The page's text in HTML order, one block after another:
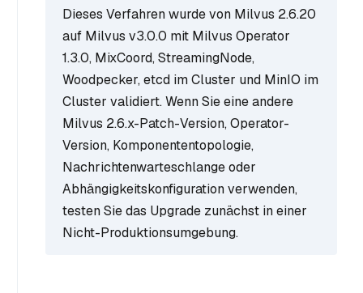
Dieses Verfahren wurde von Milvus 2.6.20
auf Milvus v3.0.0 mit Milvus Operator
1.3.0, MixCoord, StreamingNode,
Woodpecker, etcd im Cluster und MinIO im
Cluster validiert. Wenn Sie eine andere
Milvus 2.6.x-Patch-Version, Operator-
Version, Komponententopologie,
Nachrichtenwarteschlange oder
Abhängigkeitskonfiguration verwenden,
testen Sie das Upgrade zunächst in einer
Nicht-Produktionsumgebung.